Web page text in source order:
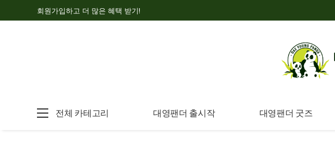
회원가입하고 더 많은 혜택 받기!
전체 카테고리 대영팬더 출시작 대영팬더 굿즈